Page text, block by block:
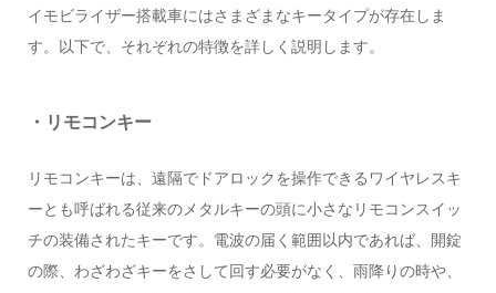
イモビライザー搭載車にはさまざまなキータイプが存在しま
す。以下で、それぞれの特徴を詳しく説明します。
・リモコンキー
リモコンキーは、遠隔でドアロックを操作できるワイヤレスキ
ーとも呼ばれる従来のメタルキーの頭に小さなリモコンスイッ
チの装備されたキーです。電波の届く範囲以内であれば、開錠
の際、わざわざキーをさして回す必要がなく、雨降りの時や、